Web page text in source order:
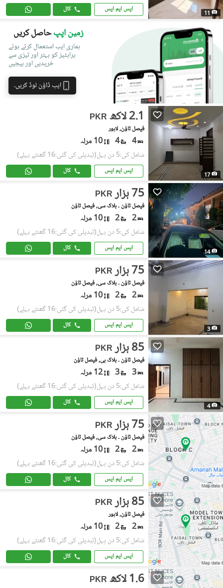
11 ایس ایم ایس کال
زمین اپپحاصل کریں
ہماری ایپ استعمال کرتے ہوئے
پراپٹیز کو بہتر اور تیزی سے
خریدیں اور بیچیں
ایپ ڈاؤن لوڈ کریں۔
17
PKR 2.1 لاکھ
فیصل ٹاؤن, لاہور
4
4 10 مرلہ
شامل کی:5 دن پہل (تبدیلی کی گئی:16 گھنٹے پہلے)
ایس ایم ایس کال
14
PKR 75 ہزار
فیصل ٹاؤن ۔ بلاک سی, فیصل ٹاؤن
2
2 10 مرلہ
شامل کی:5 دن پہل (تبدیلی کی گئی:16 گھنٹے پہلے)
ایس ایم ایس کال
3
PKR 75 ہزار
فیصل ٹاؤن ۔ بلاک سی, فیصل ٹاؤن
2
2 10 مرلہ
شامل کی:5 دن پہل (تبدیلی کی گئی:16 گھنٹے پہلے)
ایس ایم ایس کال
4
PKR 85 ہزار
فیصل ٹاؤن ۔ بلاک بی, فیصل ٹاؤن
3
3 12 مرلہ
شامل کی:5 دن پہل (تبدیلی کی گئی:16 گھنٹے پہلے)
ایس ایم ایس کال
PKR 75 ہزار
فیصل ٹاؤن ۔ بلاک سی, فیصل ٹاؤن
2
2 10 مرلہ
شامل کی:5 دن پہل (تبدیلی کی گئی:16 گھنٹے پہلے)
ایس ایم ایس کال
PKR 85 ہزار
فیصل ٹاؤن, لاہور
2
2 10 مرلہ
شامل کی:5 دن پہل (تبدیلی کی گئی:16 گھنٹے پہلے)
ایس ایم ایس کال
PKR 1.6 لاکھ